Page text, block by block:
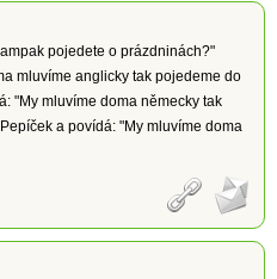
pojedete o prázdninách?"
mluvíme anglicky tak pojedeme do
"My mluvíme doma německy tak
a povídá: "My mluvíme doma